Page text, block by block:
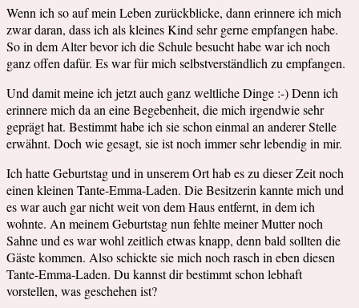
Wenn ich so auf mein Leben zurückblicke, dann erinnere ich mich
zwar daran, dass ich als kleines Kind sehr gerne empfangen habe.
So in dem Alter bevor ich die Schule besucht habe war ich noch
ganz offen dafür. Es war für mich selbstverständlich zu empfangen.
Und damit meine ich jetzt auch ganz weltliche Dinge :-) Denn ich
erinnere mich da an eine Begebenheit, die mich irgendwie sehr
geprägt hat. Bestimmt habe ich sie schon einmal an anderer Stelle
erwähnt. Doch wie gesagt, sie ist noch immer sehr lebendig in mir.
Ich hatte Geburtstag und in unserem Ort hab es zu dieser Zeit noch
einen kleinen Tante-Emma-Laden. Die Besitzerin kannte mich und
es war auch gar nicht weit von dem Haus entfernt, in dem ich
wohnte. An meinem Geburtstag nun fehlte meiner Mutter noch
Sahne und es war wohl zeitlich etwas knapp, denn bald sollten die
Gäste kommen. Also schickte sie mich noch rasch in eben diesen
Tante-Emma-Laden. Du kannst dir bestimmt schon lebhaft
vorstellen, was geschehen ist?